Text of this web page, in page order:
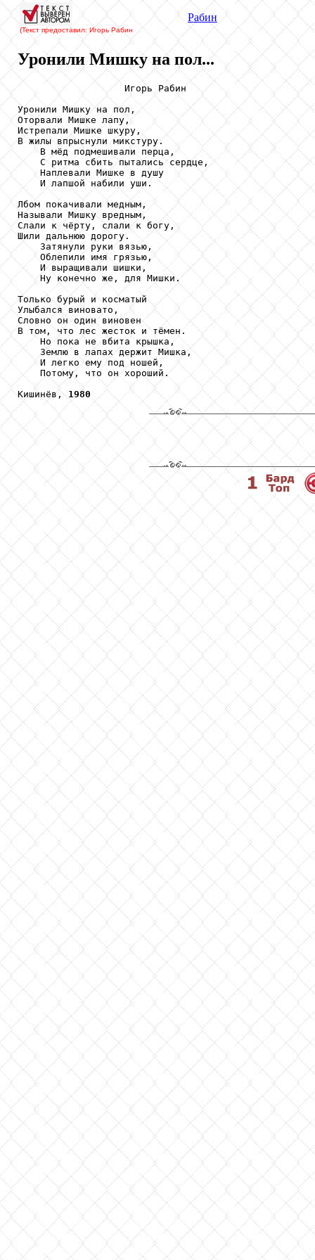
(Текст предоставил: Игорь Рабин
Рабин
Уронили Мишку на пол...
                   Игорь Рабин
Уронили Мишку на пол,
Оторвали Мишке лапу,
Истрепали Мишке шкуру,
В жилы впрыснули микстуру.
    В мёд подмешивали перца,
    С ритма сбить пытались сердце,
    Наплевали Мишке в душу
    И лапшой набили уши.
Лбом покачивали медным,
Называли Мишку вредным,
Слали к чёрту, слали к богу,
Шили дальнюю дорогу.
    Затянули руки вязью,
    Облепили имя грязью,
    И выращивали шишки,
    Ну конечно же, для Мишки.
Только бурый и косматый
Улыбался виновато,
Словно он один виновен
В том, что лес жесток и тёмен.
    Но пока не вбита крышка,
    Землю в лапах держит Мишка,
    И легко ему под ношей,
    Потому, что он хороший.
Кишинёв, 1980